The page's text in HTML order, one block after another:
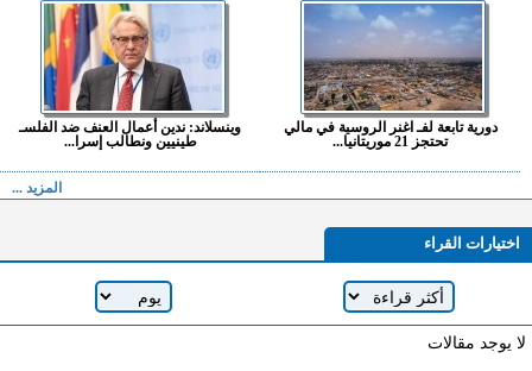
دورية تابعة لفـ اغنر الروسية في مالي
تحتجز 21 موريتانيا...
وينسلاند: ندين أعمال العنف ضد الفلسـ
طينيين ونطالب إسرا...
المزيد ...
اختيارات القراء
لا يوجد مقالات